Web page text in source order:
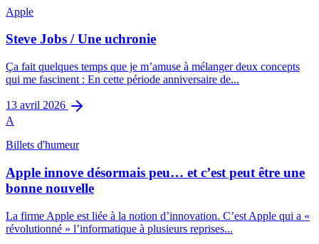
Apple
Steve Jobs / Une uchronie
Ça fait quelques temps que je m’amuse à mélanger deux concepts
qui me fascinent : En cette période anniversaire de...
13 avril 2026
A
Billets d'humeur
Apple innove désormais peu… et c’est peut être une
bonne nouvelle
La firme Apple est liée à la notion d’innovation. C’est Apple qui a «
révolutionné » l’informatique à plusieurs reprises...